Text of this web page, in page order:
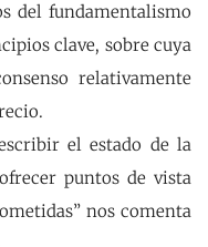
del fundamentalismo
clave, sobre cuya
relativamente
el estado de la
puntos de vista
nos comenta